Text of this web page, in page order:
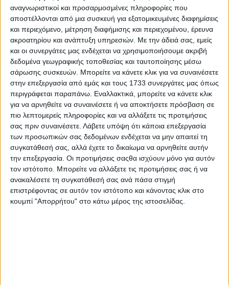
αναγνωριστικοί και προσαρμοσμένες πληροφορίες που
αποστέλλονται από μια συσκευή για εξατομικευμένες διαφημίσεις
και περιεχόμενο, μέτρηση διαφήμισης και περιεχομένου, έρευνα
ακροατηρίου και ανάπτυξη υπηρεσιών. Με την άδειά σας, εμείς
και οι συνεργάτες μας ενδέχεται να χρησιμοποιήσουμε ακριβή
δεδομένα γεωγραφικής τοποθεσίας και ταυτοποίησης μέσω
σάρωσης συσκευών. Μπορείτε να κάνετε κλικ για να συναινέσετε
στην επεξεργασία από εμάς και τους 1733 συνεργάτες μας όπως
περιγράφεται παραπάνω. Εναλλακτικά, μπορείτε να κάνετε κλικ
για να αρνηθείτε να συναινέσετε ή να αποκτήσετε πρόσβαση σε
πιο λεπτομερείς πληροφορίες και να αλλάξετε τις προτιμήσεις
σας πριν συναινέσετε. Λάβετε υπόψη ότι κάποια επεξεργασία
των προσωπικών σας δεδομένων ενδέχεται να μην απαιτεί τη
συγκατάθεσή σας, αλλά έχετε το δικαίωμα να αρνηθείτε αυτήν
την επεξεργασία. Οι προτιμήσεις σαςθα ισχύουν μόνο για αυτόν
τον ιστότοπο. Μπορείτε να αλλάξετε τις προτιμήσεις σας ή να
ανακαλέσετε τη συγκατάθεσή σας ανά πάσα στιγμή
επιστρέφοντας σε αυτόν τον ιστότοπο και κάνοντας κλικ στο
κουμπί "Απορρήτου" στο κάτω μέρος της ιστοσελίδας.
έτσι δημιουργήθηκε η Zeekr επί σουηδικού
εδάφους.
Από την ίδρυσή της το 2021, όλα τα μοντέλα της
Zeekr -με πρώτο το πολυτελές shooting brake Zeekr
001, διαθέσιμο από τα μέσα του 2025 και στην
Ελλάδα- να δημιουργούνται από λευκή κόλλα χαρτί
στις εγκαταστάσεις της CEVT. Τον Μάρτιο εκείνης
της χρονιάς, η CEVT μετονομάστηκε σε Zeekr
Technology Europe AB, αντανακλώντας τον
πρωταρχικό ρόλο που συνεχίζει να διαδραματίζει
στην ανάπτυξη της Zeekr.
Όλα τα μοντέλα της Zeekr που ακολούθησαν το
001, το compact SUV Zeekr X, το SUV Zeekr 7X και
το σπορ κουπέ Zeekr 7GT, έχουν κοινή αφετηρία, τις